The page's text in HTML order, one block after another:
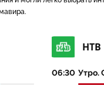
НТВ
06:30 Утро.